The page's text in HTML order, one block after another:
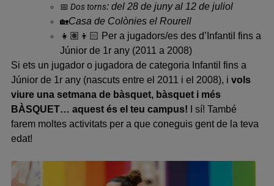
📅 Dos torns: del 28 de juny al 12 de juliol
🏡Casa de Colònies el Rourell
👧🏽👦🏻 Per a jugadors/es des d’Infantil fins a
Júnior de 1r any (2011 a 2008)
Si ets un jugador ojugadora de categoria Infantil fins a
Júnior de 1r any (nascuts entre el 2011 i el 2008), i vols
viure una setmana de bàsquet, bàsquet i més
BÀSQUET… aquest és el teu campus!
I sí! També
farem moltes activitats per a que coneguis gent de la teva
edat!